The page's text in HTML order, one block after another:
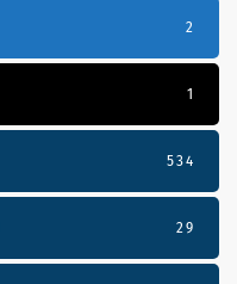
2
1
534
29